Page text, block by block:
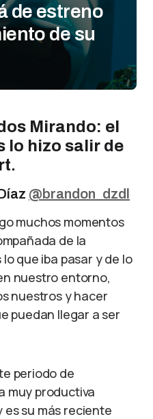
de estreno
de su
Mirando: el
lo hizo salir de
.
@brandon_dzdl
muchos momentos
de la
que iba pasar y de lo
nuestro entorno,
nuestros y hacer
puedan llegar a ser
periodo de
muy productiva
es su más reciente